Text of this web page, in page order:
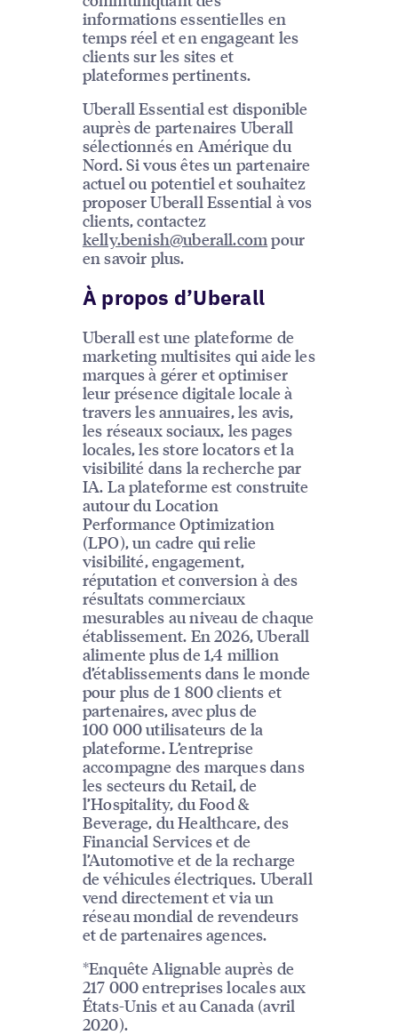
informations essentielles en
temps réel et en engageant les
clients sur les sites et
plateformes pertinents.
Uberall Essential est disponible
auprès de partenaires Uberall
sélectionnés en Amérique du
Nord. Si vous êtes un partenaire
actuel ou potentiel et souhaitez
proposer Uberall Essential à vos
clients, contactez
kelly.benish@uberall.com pour
en savoir plus.
À propos d’Uberall
Uberall est une plateforme de
marketing multisites qui aide les
marques à gérer et optimiser
leur présence digitale locale à
travers les annuaires, les avis,
les réseaux sociaux, les pages
locales, les store locators et la
visibilité dans la recherche par
IA. La plateforme est construite
autour du Location
Performance Optimization
(LPO), un cadre qui relie
visibilité, engagement,
réputation et conversion à des
résultats commerciaux
mesurables au niveau de chaque
établissement. En 2026, Uberall
alimente plus de 1,4 million
d’établissements dans le monde
pour plus de 1 800 clients et
partenaires, avec plus de
100 000 utilisateurs de la
plateforme. L’entreprise
accompagne des marques dans
les secteurs du Retail, de
l’Hospitality, du Food &
Beverage, du Healthcare, des
Financial Services et de
l’Automotive et de la recharge
de véhicules électriques. Uberall
vend directement et via un
réseau mondial de revendeurs
et de partenaires agences.
*Enquête Alignable auprès de
217 000 entreprises locales aux
États-Unis et au Canada (avril
2020).